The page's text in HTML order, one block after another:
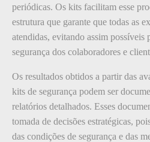
periódicas. Os kits facilitam esse
estrutura que garante que todas as
atendidas, evitando assim possíveis
segurança dos colaboradores e
Os resultados obtidos a partir das
kits de segurança podem ser
relatórios detalhados. Esses
tomada de decisões estratégicas,
das condições de segurança e das